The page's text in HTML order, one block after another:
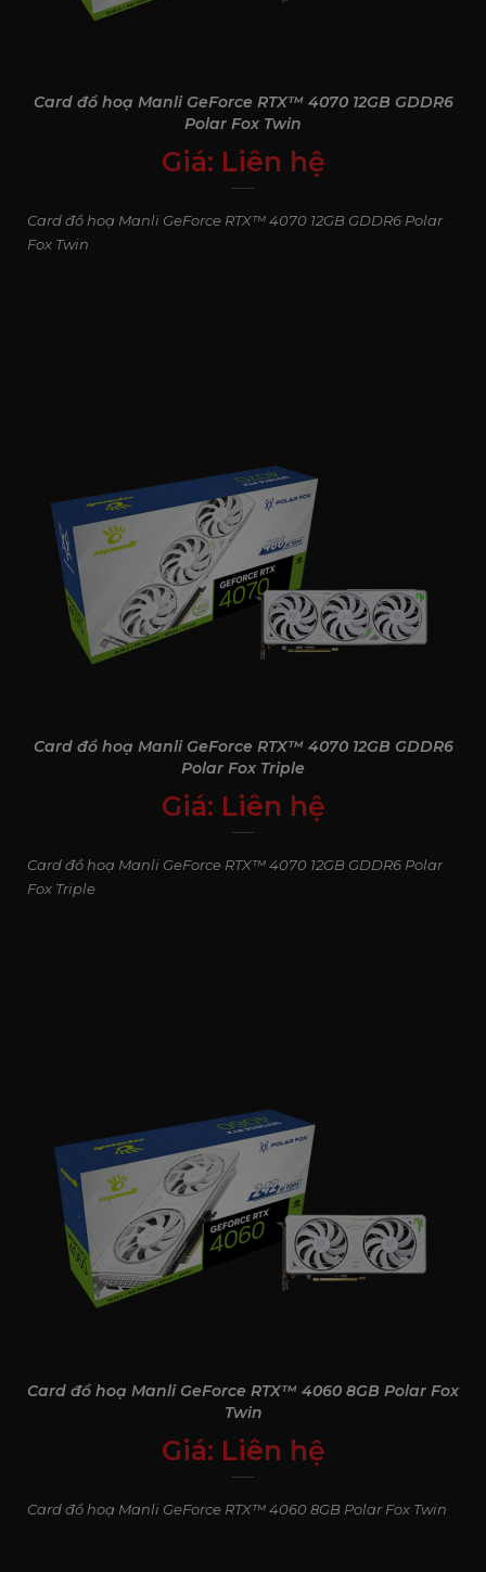
Card đồ hoạ Manli GeForce RTX™ 4070 12GB GDDR6
Polar Fox Twin
Giá: Liên hệ
0₫
Card đồ hoạ Manli GeForce RTX™ 4070 12GB GDDR6 Polar
Fox Twin
Card đồ hoạ Manli GeForce RTX™ 4070 12GB GDDR6
Polar Fox Triple
Giá: Liên hệ
0₫
Card đồ hoạ Manli GeForce RTX™ 4070 12GB GDDR6 Polar
Fox Triple
Card đồ hoạ Manli GeForce RTX™ 4060 8GB Polar Fox
Twin
Giá: Liên hệ
0₫
Card đồ hoạ Manli GeForce RTX™ 4060 8GB Polar Fox Twin